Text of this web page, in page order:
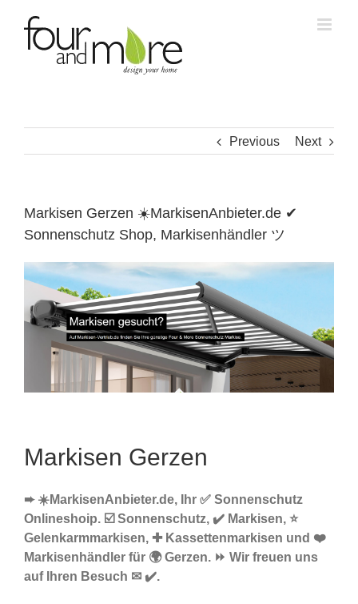
content
Previous Next
Markisen Gerzen ☀️MarkisenAnbieter.de ✔
Sonnenschutz Shop, Markisenhändler ツ
Markisen Gerzen
➨ ☀️MarkisenAnbieter.de, Ihr ✅ Sonnenschutz
Onlineshoip. ☑️ Sonnenschutz, ✔️ Markisen, ⭐
Gelenkarmmarkisen, ✚ Kassettenmarkisen und ❤️
Markisenhändler für 🌍 Gerzen. ⏩ Wir freuen uns
auf Ihren Besuch ✉ ✔️.